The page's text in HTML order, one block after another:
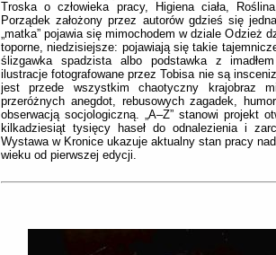
Troska o człowieka pracy, Higiena ciała,
Porządek założony przez autorów gdzieś się
„matka” pojawia się mimochodem w dziale Odzież
toporne, niedzisiejsze: pojawiają się takie
ślizgawka spadzista albo podstawka z
ilustracje fotografowane przez Tobisa nie są
jest przede wszystkim chaotyczny krajobraz
przeróżnych anegdot, rebusowych zagadek,
obserwacją socjologiczną. „A–Z” stanowi projekt
kilkadziesiąt tysięcy haseł do odnalezienia i
Wystawa w Kronice ukazuje aktualny stan pracy
wieku od pierwszej edycji.